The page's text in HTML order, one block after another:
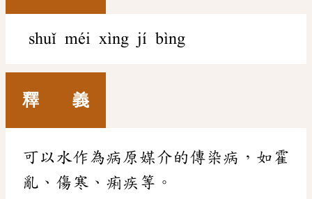
shuǐ méi xìng jí bìng
釋 義
可以水作為病原媒介的傳染病，如霍
亂、傷寒、痢疾等。